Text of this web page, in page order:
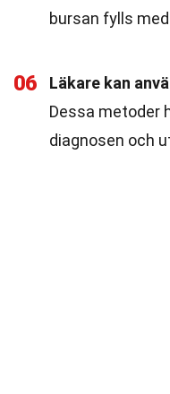
bursan fylls
06
Läkare kan
Dessa metoder
diagnosen och